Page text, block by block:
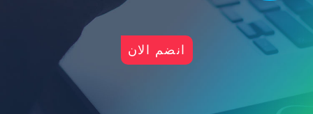
انضم الان